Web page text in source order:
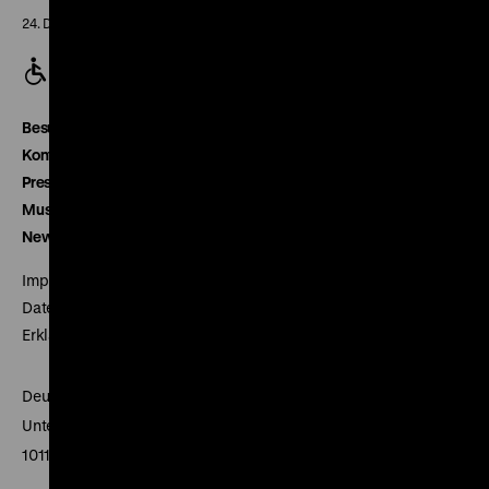
24. Dezember geschlossen
Besucherservice
Kontakt
Presse
Museumsverein
Newsletter
Impressum
Datenschutz
Erklärung digitale Barrierefreiheit
Deutsches Historisches Museum
Unter den Linden 2
10117 Berlin